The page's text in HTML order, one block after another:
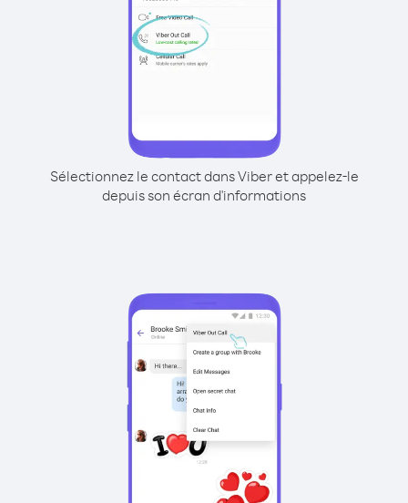
Sélectionnez le contact dans Viber et appelez-le
depuis son écran d'informations